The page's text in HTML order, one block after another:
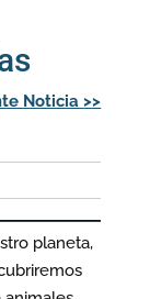
Noticia >>
planeta,